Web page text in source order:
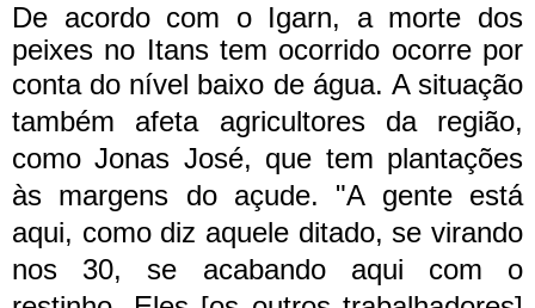
De acordo com o Igarn, a morte dos
peixes no Itans tem ocorrido ocorre por
conta do nível baixo de água. A situação
também afeta agricultores da região,
como Jonas José, que tem plantações
às margens do açude. "A gente está
aqui, como diz aquele ditado, se virando
nos 30, se acabando aqui com o